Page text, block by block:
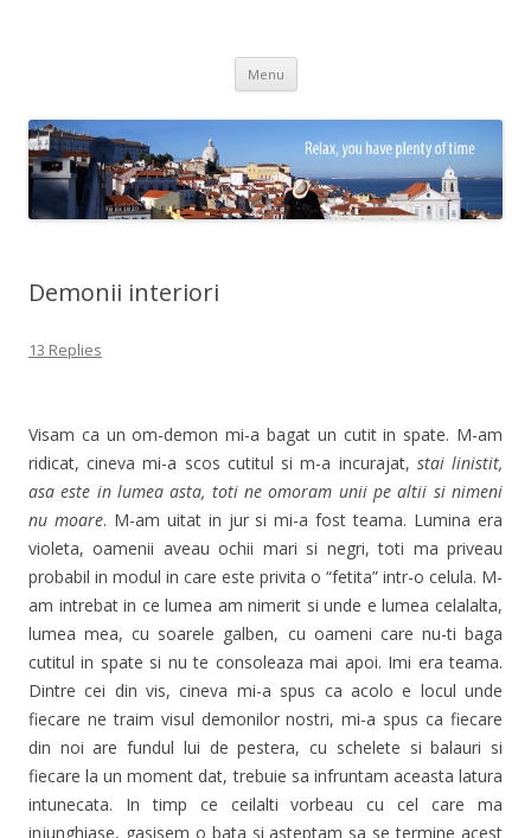
Menu Skip
content
Demonii interiori
13 Replies
Visam ca un om-demon mi-a bagat un cutit in spate. M-am
ridicat, cineva mi-a scos cutitul si m-a incurajat, stai linistit,
asa este in lumea asta, toti ne omoram unii pe altii si nimeni
nu moare. M-am uitat in jur si mi-a fost teama. Lumina era
violeta, oamenii aveau ochii mari si negri, toti ma priveau
probabil in modul in care este privita o “fetita” intr-o celula. M-
am intrebat in ce lumea am nimerit si unde e lumea celalalta,
lumea mea, cu soarele galben, cu oameni care nu-ti baga
cutitul in spate si nu te consoleaza mai apoi. Imi era teama.
Dintre cei din vis, cineva mi-a spus ca acolo e locul unde
fiecare ne traim visul demonilor nostri, mi-a spus ca fiecare
din noi are fundul lui de pestera, cu schelete si balauri si
fiecare la un moment dat, trebuie sa infruntam aceasta latura
intunecata. In timp ce ceilalti vorbeau cu cel care ma
injunghiase, gasisem o bata si asteptam sa se termine acest